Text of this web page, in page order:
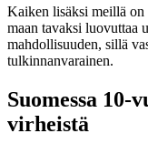
Kaiken lisäksi meillä on
maan tavaksi luovuttaa
mahdollisuuden, sillä
tulkinnanvarainen.
Suomessa 10-
virheistä